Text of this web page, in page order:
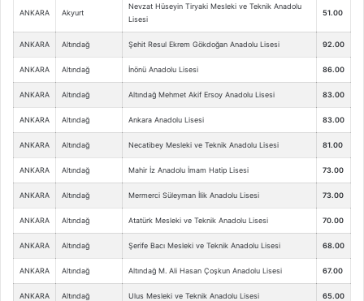
ANKARA Akyurt
Nevzat Hüseyin Tiryaki Mesleki ve Teknik Anadolu
Lisesi
51.00
ANKARA Altındağ Şehit Resul Ekrem Gökdoğan Anadolu Lisesi 92.00
ANKARA Altındağ İnönü Anadolu Lisesi 86.00
ANKARA Altındağ Altındağ Mehmet Akif Ersoy Anadolu Lisesi 83.00
ANKARA Altındağ Ankara Anadolu Lisesi 83.00
ANKARA Altındağ Necatibey Mesleki ve Teknik Anadolu Lisesi 81.00
ANKARA Altındağ Mahir İz Anadolu İmam Hatip Lisesi 73.00
ANKARA Altındağ Mermerci Süleyman İlik Anadolu Lisesi 73.00
ANKARA Altındağ Atatürk Mesleki ve Teknik Anadolu Lisesi 70.00
ANKARA Altındağ Şerife Bacı Mesleki ve Teknik Anadolu Lisesi 68.00
ANKARA Altındağ Altındağ M. Ali Hasan Çoşkun Anadolu Lisesi 67.00
ANKARA Altındağ Ulus Mesleki ve Teknik Anadolu Lisesi 65.00